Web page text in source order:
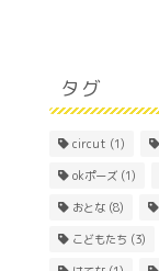
タグ
circut (1)
okポーズ (1)
おとな (8)
こどもたち (3)